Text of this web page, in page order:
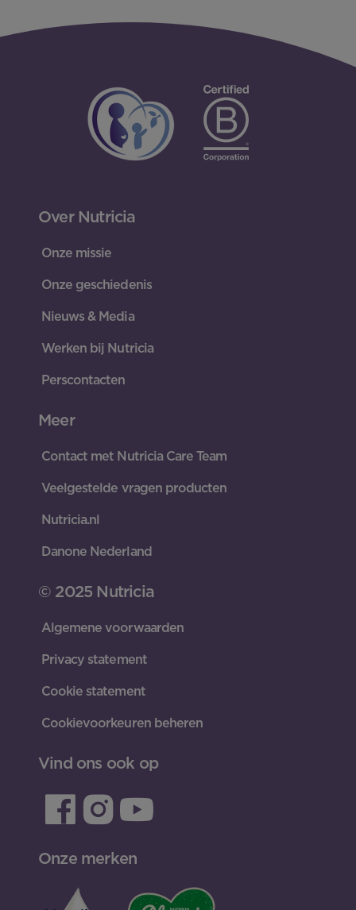
Over Nutricia
Onze missie
Onze geschiedenis
Nieuws & Media
Werken bij Nutricia
Perscontacten
Meer
Contact met Nutricia Care Team
Veelgestelde vragen producten
Nutricia.nl
Danone Nederland
© 2025 Nutricia
Algemene voorwaarden
Privacy statement
Cookie statement
Cookievoorkeuren beheren
Vind ons ook op
Onze merken